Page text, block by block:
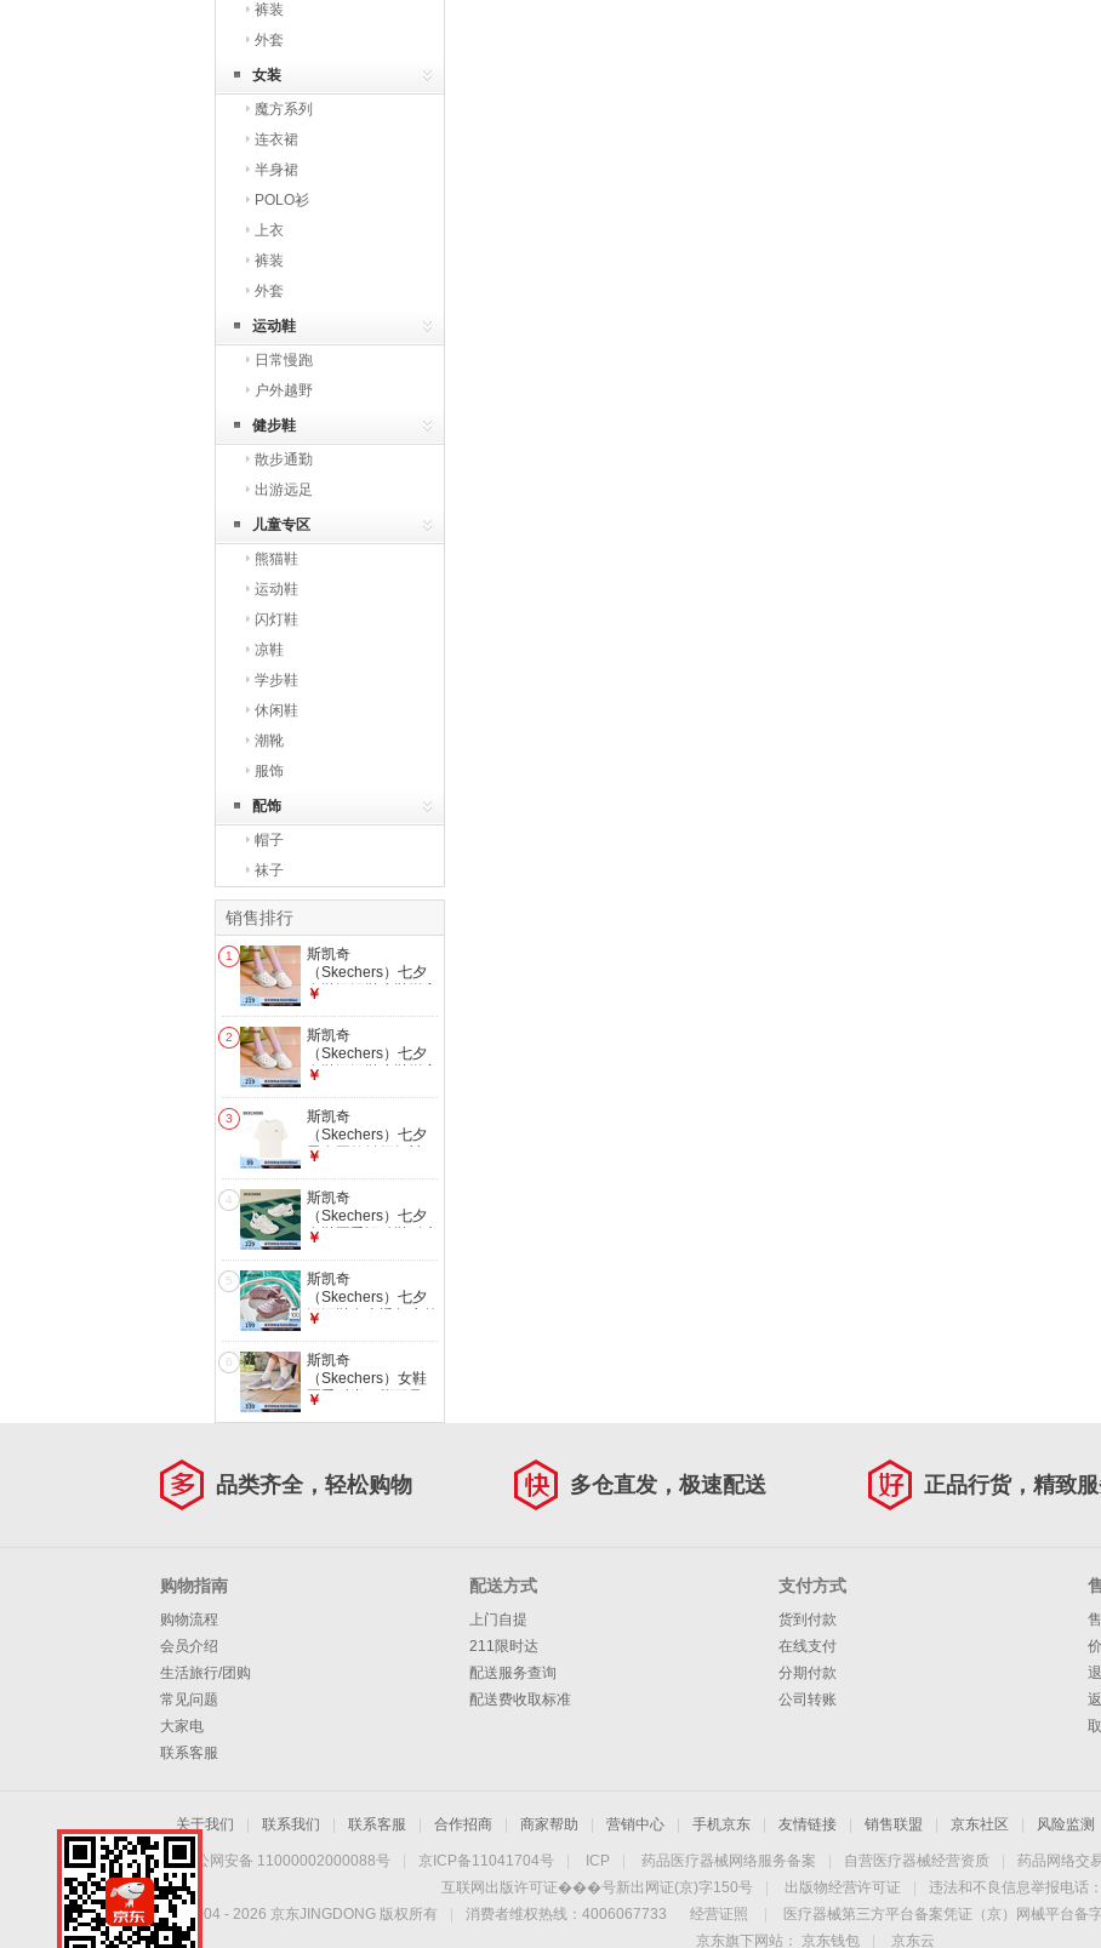
裤装
外套
女装
魔方系列
连衣裙
半身裙
POLO衫
上衣
裤装
外套
运动鞋
日常慢跑
户外越野
健步鞋
散步通勤
出游远足
儿童专区
熊猫鞋
运动鞋
闪灯鞋
凉鞋
学步鞋
休闲鞋
潮靴
服饰
配饰
帽子
袜子
销售排行
1
斯凯奇
（Skechers）七夕
女鞋洞洞鞋凉鞋增高
怪兽包头洞洞鞋
111581 白色/多彩
色/WMLT 38
￥
2
斯凯奇
（Skechers）七夕
女鞋洞洞鞋凉鞋增高
怪兽包头洞洞鞋
111581 白色/多彩
色/WMLT 37
￥
3
斯凯奇
（Skechers）七夕
男女同款针织短袖T
棉花糖白/0074 M
￥
4
斯凯奇
（Skechers）七夕
女鞋夏季运动鞋耐磨
高老爹鞋117364 自
然色/多彩色/NTMT
37 【正码正拍】
￥
5
斯凯奇
（Skechers）七夕
洞洞鞋女士透气户外
111514 茱萸
粉/MVE 37
￥
6
斯凯奇
（Skechers）女鞋
夏季时尚一脚蹬足弓
￥
品类齐全，轻松购物 多仓直发，极速配送 正品行货，精致
购物指南
购物流程
会员介绍
生活旅行/团购
常见问题
大家电
联系客服
配送方式
上门自提
211限时达
配送服务查询
配送费收取标准
支付方式
货到付款
在线支付
分期付款
公司转账
关于我们 联系我们 联系客服 合作招商 商家帮助 营销中心 手机京东 友情链接 销售联盟 京东社区 风险监测
京公网安备 11000002000088号 京ICP备11041704号 ICP 药品医疗器械网络服务备案 自营医疗器械经营资质 药品网络交
互联网出版许可证���号新出网证(京)字150号
出版物经营许可证
违法和不良信息举报电话
Copyright © 2004 - 2026 京东JINGDONG 版权所有 消费者维权热线：4006067733 经营证照 医疗器械第三方平台备案凭证（京）网械平台备
京东旗下网站：
京东钱包 京东云
无线享优惠 随时随心
购